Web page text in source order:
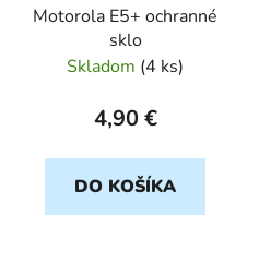
Motorola E5+ ochranné
sklo
Skladom (4 ks)
4,90 €
DO KOŠÍKA